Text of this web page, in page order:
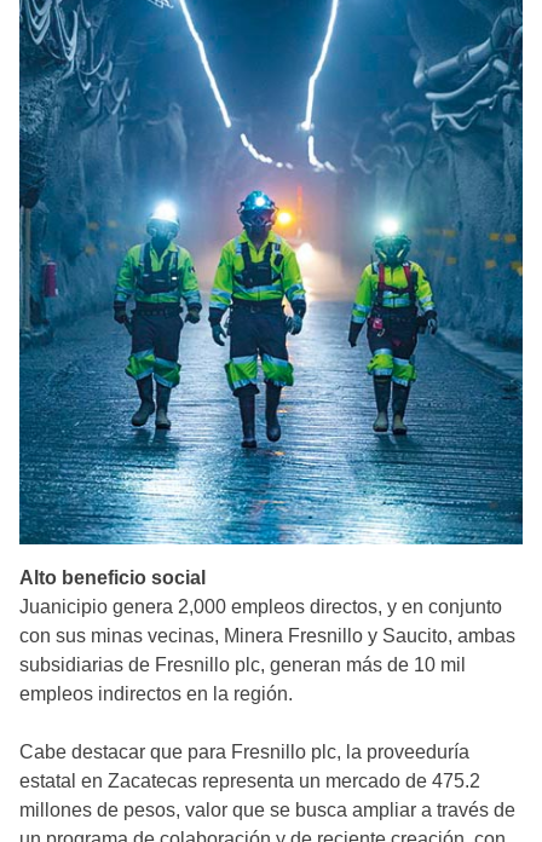
Alto beneficio social
Juanicipio genera 2,000 empleos directos, y en conjunto
con sus minas vecinas, Minera Fresnillo y Saucito, ambas
subsidiarias de Fresnillo plc, generan más de 10 mil
empleos indirectos en la región.
Cabe destacar que para Fresnillo plc, la proveeduría
estatal en Zacatecas representa un mercado de 475.2
millones de pesos, valor que se busca ampliar a través de